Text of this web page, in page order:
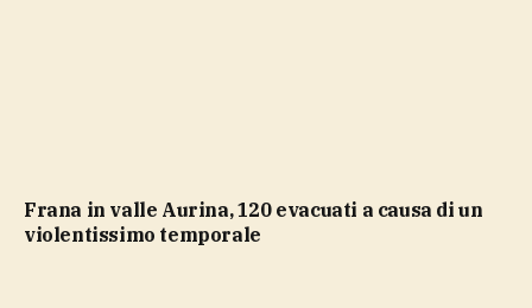
Frana in valle Aurina, 120 evacuati a causa di un
violentissimo temporale